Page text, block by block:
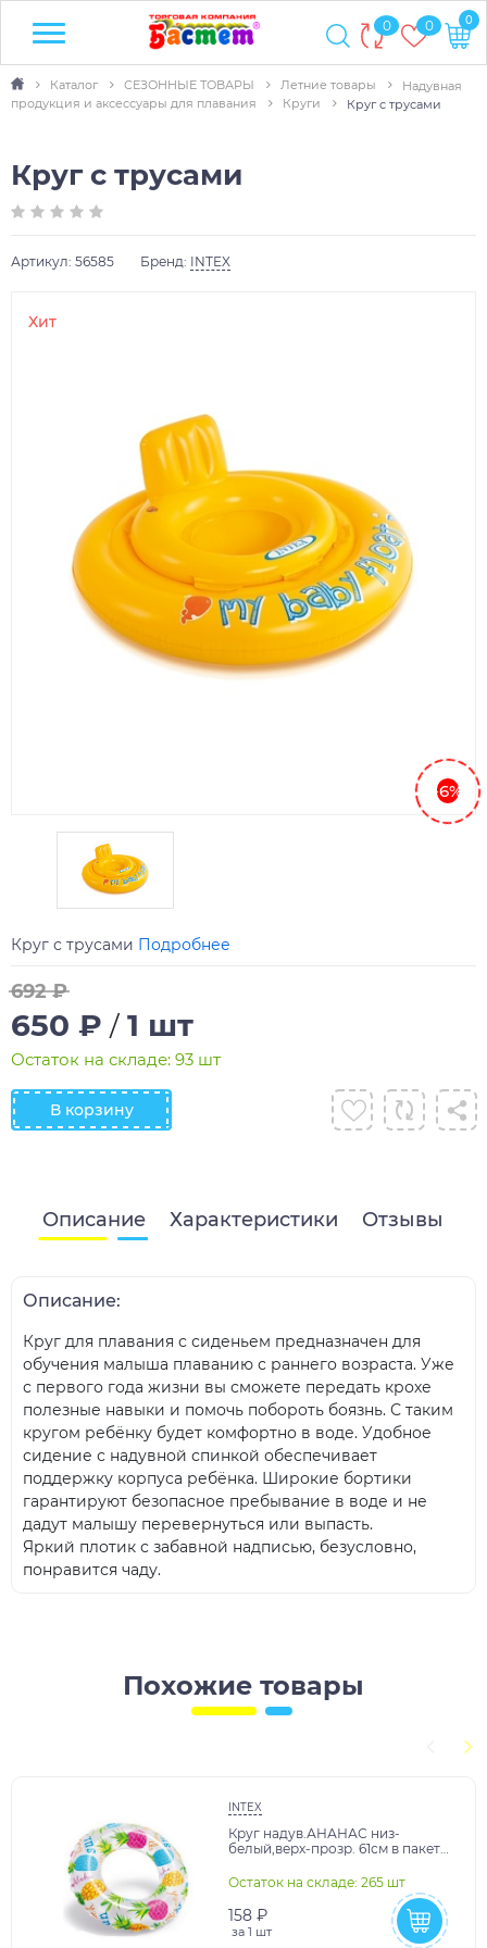
0 0 0
Каталог СЕЗОННЫЕ ТОВАРЫ Летние товары
Надувная
продукция и аксессуары для плавания
Круги Круг с трусами
Круг с трусами
Артикул: 56585 Бренд: INTEX
Хит
-6%
Круг с трусами Подробнее
692 ₽
650 ₽ / 1 шт
Остаток на складе: 93 шт
В корзину
Описание Характеристики Отзывы
Описание:
Круг для плавания с сиденьем предназначен для
обучения малыша плаванию с раннего возраста. Уже
с первого года жизни вы сможете передать крохе
полезные навыки и помочь побороть боязнь. С таким
кругом ребёнку будет комфортно в воде. Удобное
сидение с надувной спинкой обеспечивает
поддержку корпуса ребёнка. Широкие бортики
гарантируют безопасное пребывание в воде и не
дадут малышу перевернуться или выпасть.
Яркий плотик с забавной надписью, безусловно,
понравится чаду.
Похожие товары
INTEX
Круг надув.АНАНАС низ-
белый,верх-прозр. 61см в пакете
Остаток на складе: 265 шт
158 ₽
за 1 шт